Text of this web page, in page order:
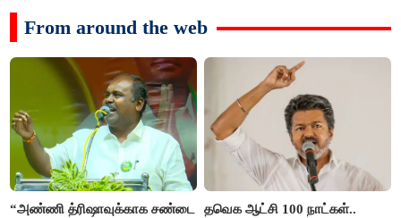
From around the web
“அண்ணி த்ரிஷாவுக்காக சண்டை
தவெக ஆட்சி 100 நாட்கள்..